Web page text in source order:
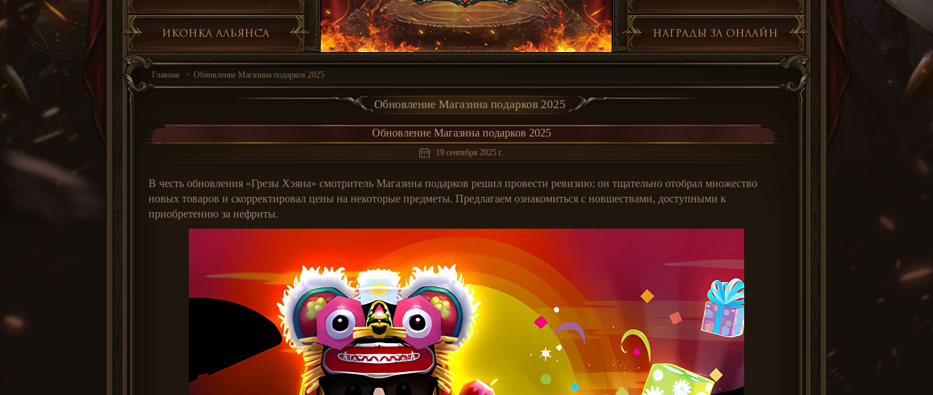
Иконка альянса Награды за онлайн
Главная Обновление Магазина подарков 2025
Обновление Магазина подарков 2025
Обновление Магазина подарков 2025
19 сентября 2025 г.
В честь обновления «Грезы Хэяна» смотритель Магазина подарков решил провести ревизию: он тщательно отобрал множество
новых товаров и скорректировал цены на некоторые предметы. Предлагаем ознакомиться с новшествами, доступными к
приобретению за нефриты.